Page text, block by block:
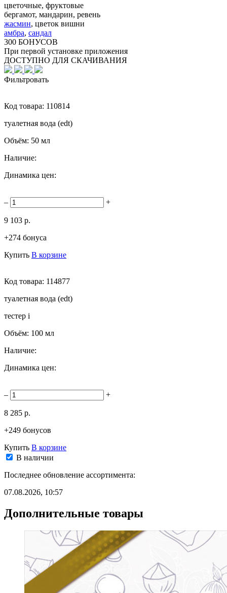
цветочные, фруктовые
бергамот, мандарин, ревень
жасмин, цветок вишни
амбра, сандал
300 БОНУСОВ
При первой установке приложения
ДОСТУПНО ДЛЯ СКАЧИВАНИЯ
Фильтровать
Код товара: 110814
туалетная вода (edt)
Объём: 50 мл
Наличие:
Динамика цен:
– +
9 103 р.
+274 бонуса
Купить В корзине
Код товара: 114877
туалетная вода (edt)
тестер i
Объём: 100 мл
Наличие:
Динамика цен:
– +
8 285 р.
+249 бонусов
Купить В корзине
В наличии
Последнее обновление ассортимента:
07.08.2026, 10:57
Дополнительные товары